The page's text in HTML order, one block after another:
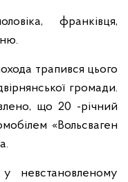
франківця,
трапився цього
громади.
що 20 -річний
«Вольсваген
невстановленому